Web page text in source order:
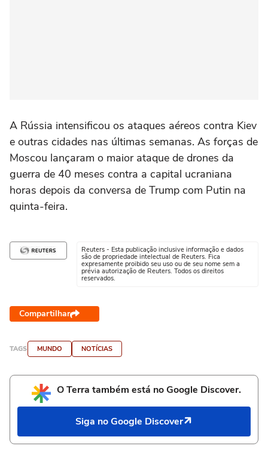
A Rússia intensificou os ataques aéreos contra Kiev
e outras cidades nas últimas semanas. As forças de
Moscou lançaram o maior ataque de drones da
guerra de 40 meses contra a capital ucraniana
horas depois da conversa de Trump com Putin na
quinta-feira.
Reuters - Esta publicação inclusive informação e dados
são de propriedade intelectual de Reuters. Fica
expresamente proibido seu uso ou de seu nome sem a
prévia autorização de Reuters. Todos os direitos
reservados.
Compartilhar
TAGS MUNDO NOTÍCIAS
O Terra também está no Google Discover.
Siga no Google Discover